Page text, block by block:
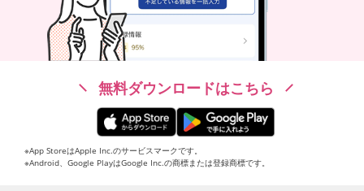
無料ダウンロードはこちら
※App StoreはApple Inc.のサービスマークです。
※Android、Google PlayはGoogle Inc.の商標または登録商標です。